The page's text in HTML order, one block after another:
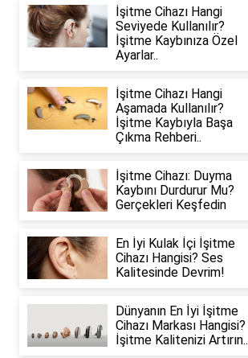
İşitme Cihazı Hangi
Seviyede Kullanılır?
İşitme Kaybınıza Özel
Ayarlar..
İşitme Cihazı Hangi
Aşamada Kullanılır?
İşitme Kaybıyla Başa
Çıkma Rehberi..
İşitme Cihazı: Duyma
Kaybını Durdurur Mu?
Gerçekleri Keşfedin
En İyi Kulak İçi İşitme
Cihazı Hangisi? Ses
Kalitesinde Devrim!
Dünyanın En İyi İşitme
Cihazı Markası Hangisi?
İşitme Kalitenizi Artırın..